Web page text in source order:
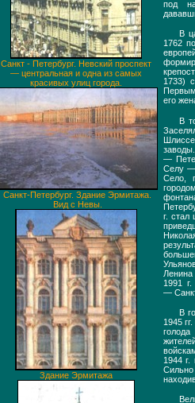
Санкт - Петербург. Невский проспект
— центральная и одна из самых
красивых улиц города.
Санкт-Петербург. Здание Эрмитажа.
Вид с Невы.
Здание Эрмитажа
под
В
1762
1733)
его
В
—
Селу —
Село,
г. стал
1991 г.
—
В
1945
1944 г.